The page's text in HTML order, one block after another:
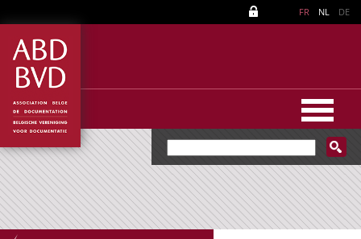
FR NL DE